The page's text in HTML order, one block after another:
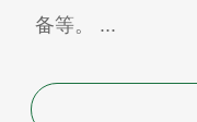
备等。 ...